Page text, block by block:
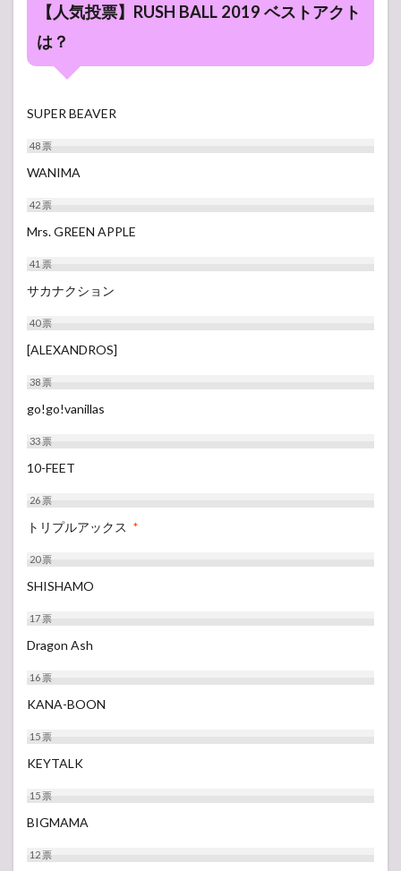
【人気投票】RUSH BALL 2019 ベストアクト
は？
SUPER BEAVER
48票
WANIMA
42票
Mrs. GREEN APPLE
41票
サカナクション
40票
[ALEXANDROS]
38票
go!go!vanillas
33票
10-FEET
26票
トリプルアックス *
20票
SHISHAMO
17票
Dragon Ash
16票
KANA-BOON
15票
KEYTALK
15票
BIGMAMA
12票